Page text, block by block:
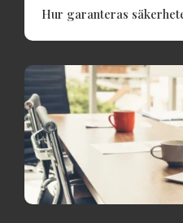
Hur garanteras